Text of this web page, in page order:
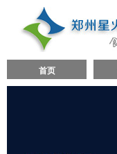
首页